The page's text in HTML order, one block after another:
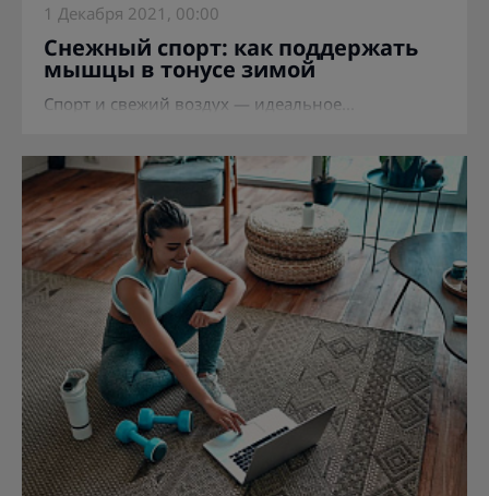
1 Декабря 2021, 00:00
Снежный спорт: как поддержать
мышцы в тонусе зимой
Спорт и свежий воздух — идеальное...